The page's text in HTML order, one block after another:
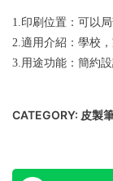
1.印刷位置：可以
2.適用介紹：學校
3.用途功能：簡約
CATEGORY: 皮製